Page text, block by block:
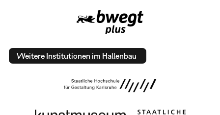
Weitere Institutionen im Hallenbau